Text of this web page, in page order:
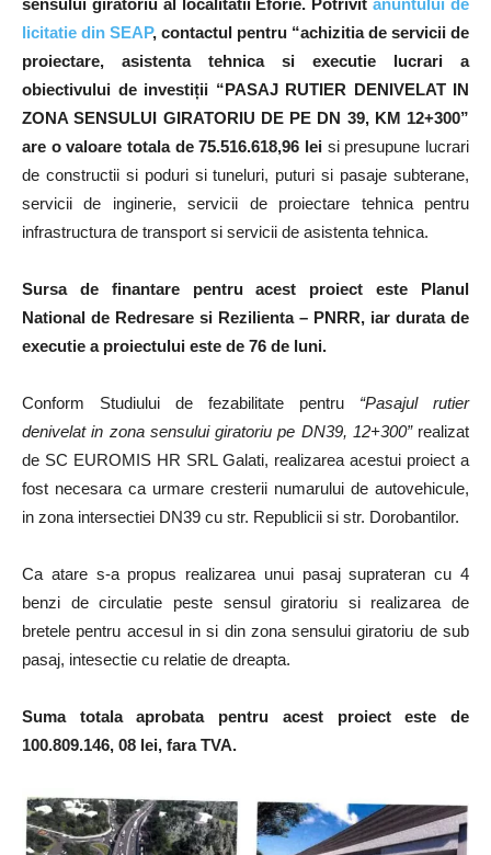
licitatie din SEAP, contactul pentru “achizitia de servicii de
proiectare, asistenta tehnica si executie lucrari a
obiectivului de investiții “PASAJ RUTIER DENIVELAT IN
ZONA SENSULUI GIRATORIU DE PE DN 39, KM 12+300”
are o valoare totala de 75.516.618,96 lei si presupune lucrari
de constructii si poduri si tuneluri, puturi si pasaje subterane,
servicii de inginerie, servicii de proiectare tehnica pentru
infrastructura de transport si servicii de asistenta tehnica.
Sursa de finantare pentru acest proiect este Planul
National de Redresare si Rezilienta – PNRR, iar durata de
executie a proiectului este de 76 de luni.
Conform Studiului de fezabilitate pentru “Pasajul rutier
denivelat in zona sensului giratoriu pe DN39, 12+300”realizat
de SC EUROMIS HR SRL Galati, realizarea acestui proiect a
fost necesara ca urmare cresterii numarului de autovehicule,
in zona intersectiei DN39 cu str. Republicii si str. Dorobantilor.
Ca atare s-a propus realizarea unui pasaj suprateran cu 4
benzi de circulatie peste sensul giratoriu si realizarea de
bretele pentru accesul in si din zona sensului giratoriu de sub
pasaj, intesectie cu relatie de dreapta.
Suma totala aprobata pentru acest proiect este de
100.809.146, 08 lei, fara TVA.